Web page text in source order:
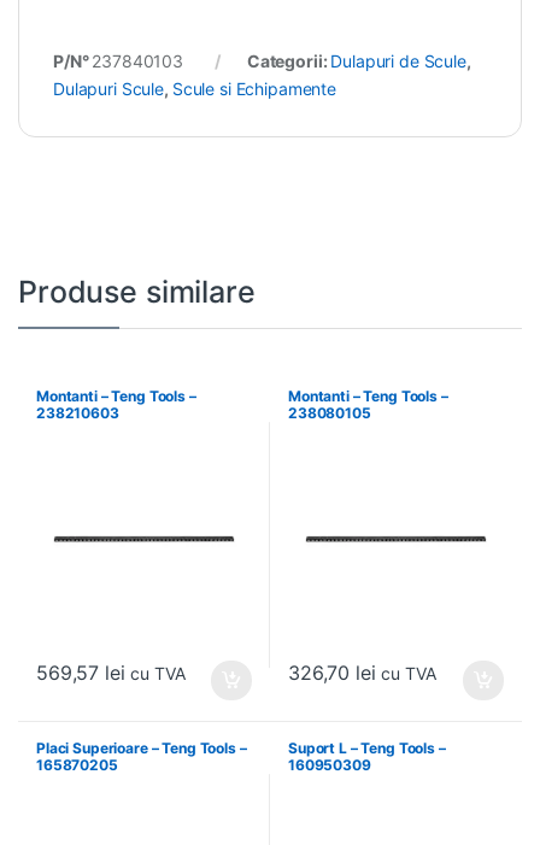
P/N°237840103 Categorii: Dulapuri de Scule,
Dulapuri Scule, Scule si Echipamente
Produse similare
Montanti – Teng Tools –
238210603
569,57 lei cu TVA
Montanti – Teng Tools –
238080105
326,70 lei cu TVA
Placi Superioare – Teng Tools –
165870205
Suport L – Teng Tools –
160950309